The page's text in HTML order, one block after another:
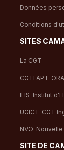
Données
Conditions
SITES
La CGT
CGTFAPT-
IHS-Institut
UGICT-CGT
NVO-
SITE DE